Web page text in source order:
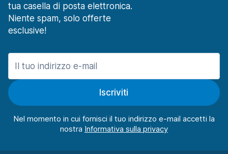
tua casella di posta elettronica.
Niente spam, solo offerte
esclusive!
Iscriviti
Nel momento in cui fornisci il tuo indirizzo e-mail accetti la
nostra